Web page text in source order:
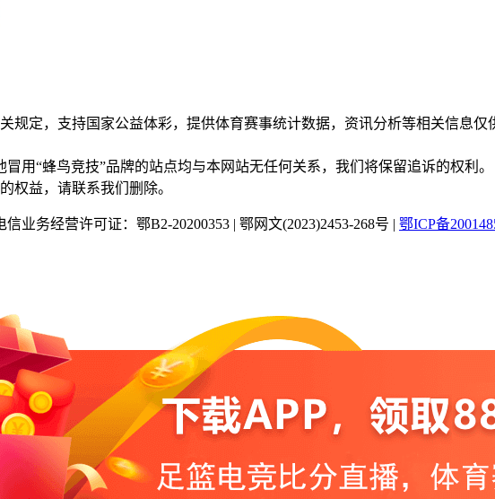
规定，支持国家公益体彩，提供体育赛事统计数据，资讯分析等相关信息
用“蜂鸟竞技”品牌的站点均与本网站无任何关系，我们将保留追诉的权利。
权益，请联系我们删除。
信业务经营许可证：鄂B2-20200353 | 鄂网文(2023)2453-268号 | 鄂ICP备